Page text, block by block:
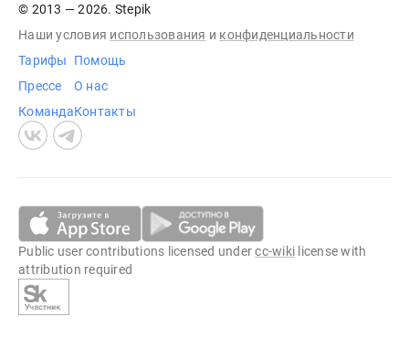
© 2013 — 2026. Stepik
Наши условия использования и конфиденциальности
Тарифы
Прессе
Команда
Помощь
О нас
Контакты
Public user contributions licensed undercc-wiki license with
attribution required